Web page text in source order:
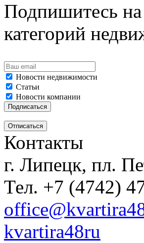
Подпишитесь
категорий
Новости недвижимости
Статьи
Новости компании
Контакты
г. Липецк, пл.
Тел. +7 (4742)
kvartira48ru